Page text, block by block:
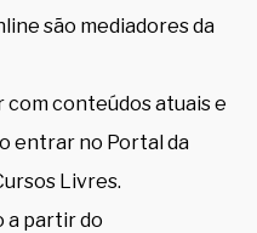
são mediadores da
com conteúdos atuais e
entrar no Portal da
Livres.
a partir do